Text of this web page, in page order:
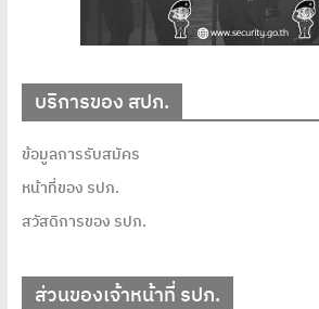
บริการของ สปภ.
ข้อมูลการรับสมัคร
หน้าที่ของ รปภ.
สวัสดิการของ รปภ.
ส่วนของเจ้าหน้าที่ รปภ.